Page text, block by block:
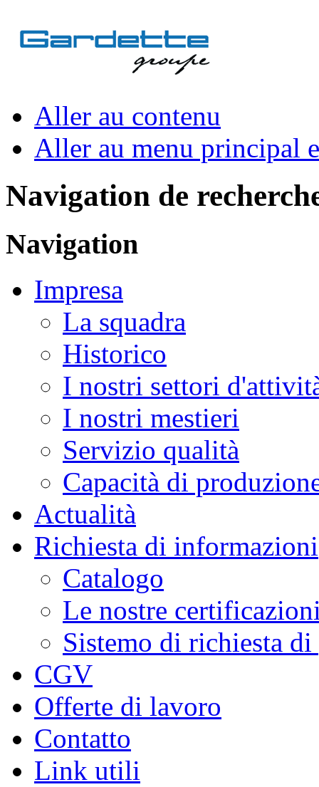
Aller au contenu
Aller au menu principal
Navigation de
Navigation
Impresa
La squadra
Historico
I nostri settori
I nostri mestieri
Servizio qualità
Capacità di
Actualità
Richiesta di informazioni
Catalogo
Le nostre
Sistemo di richiesta di
CGV
Offerte di lavoro
Contatto
Link utili